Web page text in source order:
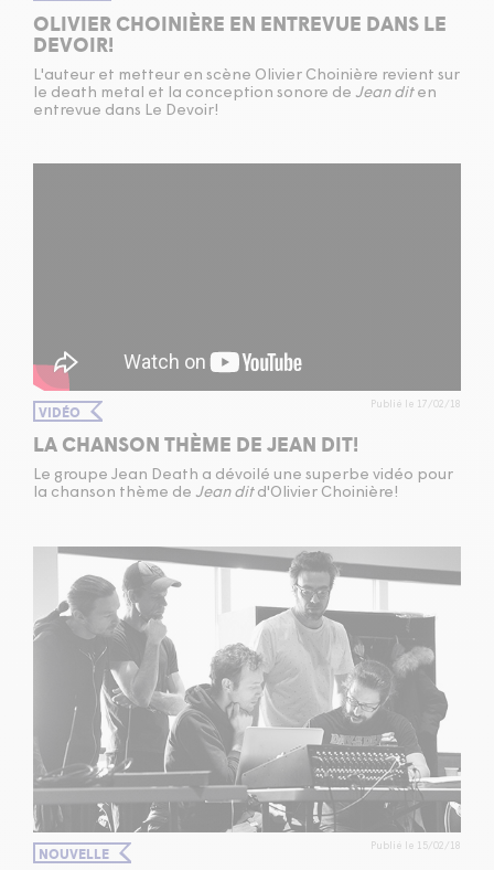
OLIVIER CHOINIÈRE EN ENTREVUE DANS LE
DEVOIR!
L'auteur et metteur en scène Olivier Choinière revient sur
le death metal et la conception sonore de Jean dit en
entrevue dans Le Devoir!
VIDÉO Publié le 17/02/18
LA CHANSON THÈME DE JEAN DIT!
Le groupe Jean Death a dévoilé une superbe vidéo pour
la chanson thème de Jean dit d'Olivier Choinière!
NOUVELLE Publié le 15/02/18